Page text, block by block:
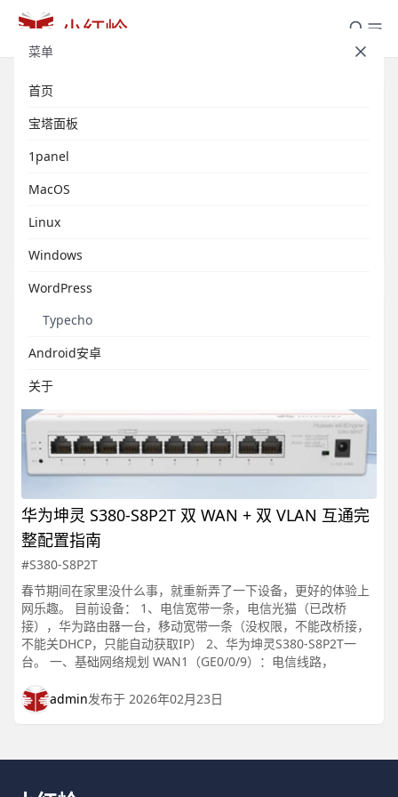
菜单
首页
宝塔面板
1panel
MacOS
Linux
Windows
WordPress
Typecho
Android安卓
关于
最新
Linux
Android安卓
华为坤灵 S380-S8P2T 双 WAN + 双 VLAN 互通完
整配置指南
#S380-S8P2T
春节期间在家里没什么事，就重新弄了一下设备，更好的体验上
网乐趣。 目前设备： 1、电信宽带一条，电信光猫（已改桥
接），华为路由器一台，移动宽带一条（没权限，不能改桥接，
不能关DHCP，只能自动获取IP） 2、华为坤灵S380-S8P2T一
台。 一、基础网络规划 WAN1（GE0/0/9）：电信线路，
admin发布于 2026年02月23日